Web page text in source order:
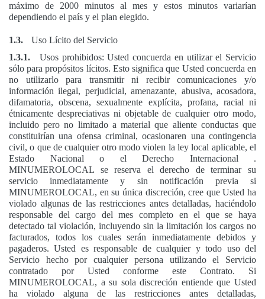
máximo de 2000 minutos al mes y estos minutos variarían
dependiendo el país y el plan elegido.
1.3.
Uso Lícito del Servicio
1.3.1.
Usos prohibidos: Usted concuerda en utilizar el Servicio
sólo para propósitos lícitos. Esto significa que Usted concuerda en
no utilizarlo para transmitir ni recibir comunicaciones y/o
información ilegal, perjudicial, amenazante, abusiva, acosadora,
difamatoria, obscena, sexualmente explícita, profana, racial ni
étnicamente despreciativas ni objetable de cualquier otro modo,
incluido pero no limitado a material que aliente conductas que
constituirían una ofensa criminal, ocasionaren una contingencia
civil, o que de cualquier otro modo violen la ley local aplicable, el
Estado Nacional o el Derecho Internacional .
MINUMEROLOCAL se reserva el derecho de terminar su
servicio inmediatamente y sin notificación previa si
MINUMEROLOCAL, en su única discreción, cree que Usted ha
violado algunas de las restricciones antes detalladas, haciéndolo
responsable del cargo del mes completo en el que se haya
detectado tal violación, incluyendo sin la limitación los cargos no
facturados, todos los cuales serán inmediatamente debidos y
pagaderos. Usted es responsable de cualquier y todo uso del
Servicio hecho por cualquier persona utilizando el Servicio
contratado por Usted conforme este Contrato. Si
MINUMEROLOCAL, a su sola discreción entiende que Usted
ha violado alguna de las restricciones antes detalladas,